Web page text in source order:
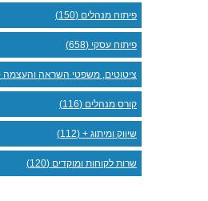
פיתוח מנהלים (150)
פיתוח עסקי (658)
ציטוטים, משפטי השראה והעצמה
קורס מנהלים (116)
שיווק ומיתוג + (112)
שרות לקוחות ומוקדים (120)